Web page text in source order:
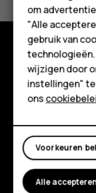
HMD
Voor
Tablets
Shop
Mijn account
Shop
Over ons
Klantenservice
FacebookInstagram
om
"Alle
gebruik van
wijzigen door
instellingen"
ons
Voorkeuren
Alle